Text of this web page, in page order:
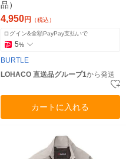
品）
4,950円 （税込）
ログイン&全額PayPay支払いで
5%
BURTLE
LOHACO 直送品グループ1から発送
カートに入れる